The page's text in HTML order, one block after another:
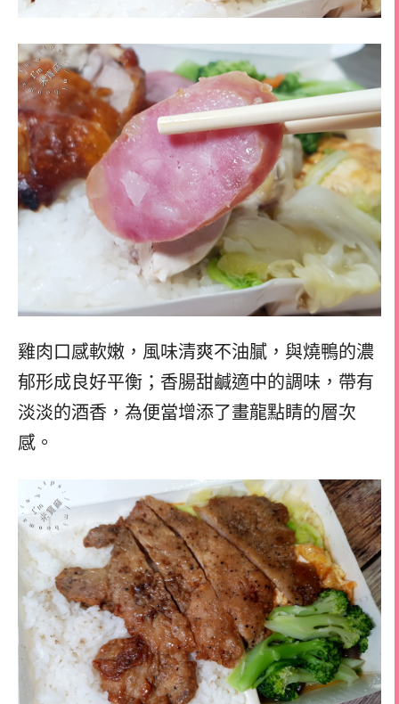
雞肉口感軟嫩，風味清爽不油膩，與燒鴨的濃
郁形成良好平衡；香腸甜鹹適中的調味，帶有
淡淡的酒香，為便當增添了畫龍點睛的層次
感。